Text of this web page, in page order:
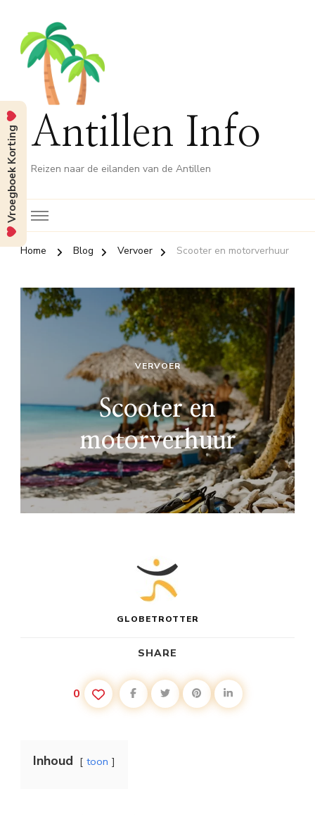
Antillen Info
Reizen naar de eilanden van de Antillen
Home Blog Vervoer Scooter en motorverhuur
VERVOER
Scooter en
motorverhuur
GLOBETROTTER
SHARE
0
Inhoud toon
Vroegboek Korting